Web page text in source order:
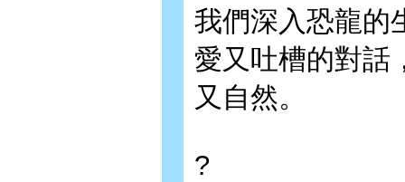
我們深入恐龍的
愛又吐槽的對話
又自然。
?